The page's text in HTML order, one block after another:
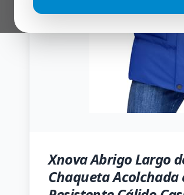
Xnova Abrigo Largo
Chaqueta Acolchada